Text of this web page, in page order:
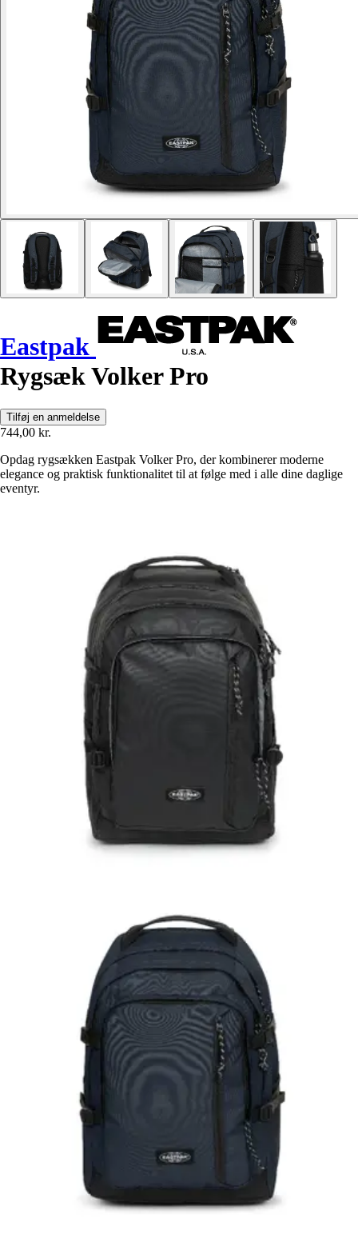
Eastpak
Rygsæk Volker Pro
Tilføj en anmeldelse
744,00 kr.
Opdag rygsækken Eastpak Volker Pro, der kombinerer moderne
elegance og praktisk funktionalitet til at følge med i alle dine daglige
eventyr.